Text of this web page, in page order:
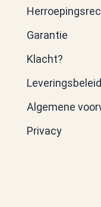
Garantie
Klacht?
Leveringsbeleid
Algemene
Privacy